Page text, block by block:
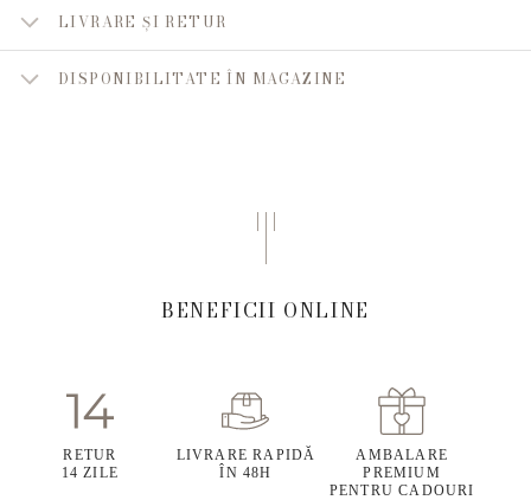
LIVRARE ȘI RETUR
DISPONIBILITATE ÎN MAGAZINE
BENEFICII ONLINE
RETUR
14 ZILE
LIVRARE RAPIDĂ
ÎN 48H
AMBALARE
PREMIUM
PENTRU CADOURI